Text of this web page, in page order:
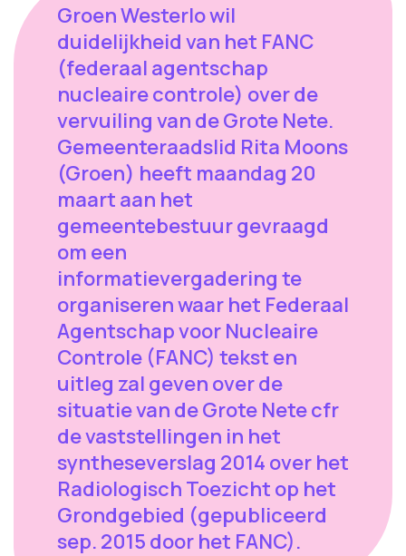
Groen Westerlo wil
duidelijkheid van het FANC
(federaal agentschap
nucleaire controle) over de
vervuiling van de Grote Nete.
Gemeenteraadslid Rita Moons
(Groen) heeft maandag 20
maart aan het
gemeentebestuur gevraagd
om een
informatievergadering te
organiseren waar het Federaal
Agentschap voor Nucleaire
Controle (FANC) tekst en
uitleg zal geven over de
situatie van de Grote Nete cfr
de vaststellingen in het
syntheseverslag 2014 over het
Radiologisch Toezicht op het
Grondgebied (gepubliceerd
sep. 2015 door het FANC).